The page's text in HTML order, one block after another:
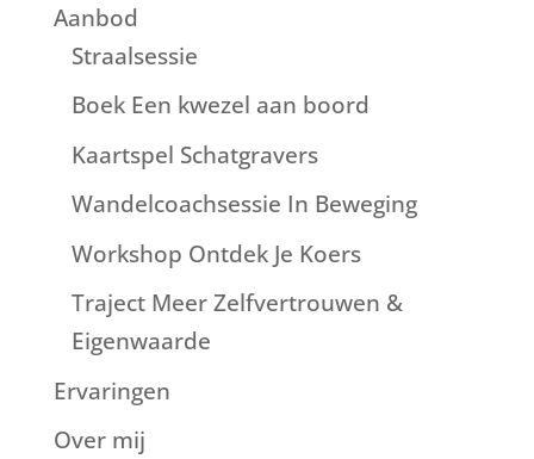
Aanbod
Straalsessie
Boek Een kwezel aan boord
Kaartspel Schatgravers
Wandelcoachsessie In Beweging
Workshop Ontdek Je Koers
Traject Meer Zelfvertrouwen &
Eigenwaarde
Ervaringen
Over mij